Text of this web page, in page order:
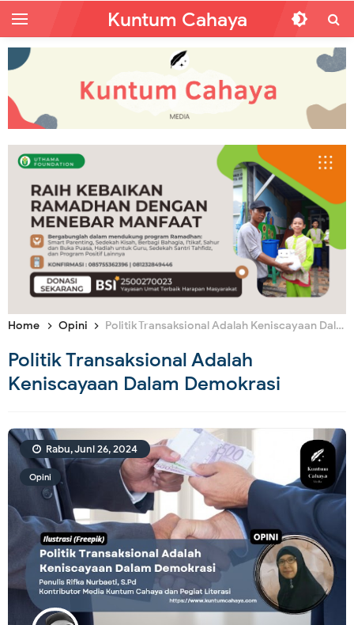
Kuntum Cahaya
Home Opini Politik Transaksional Adalah Keniscayaan Dalam Demokrasi
Politik Transaksional Adalah
Keniscayaan Dalam Demokrasi
Opini
Rabu, Juni 26, 2024